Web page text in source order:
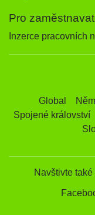
Pro
Inzerce pracovních
Global
Spojené království
Navštivte